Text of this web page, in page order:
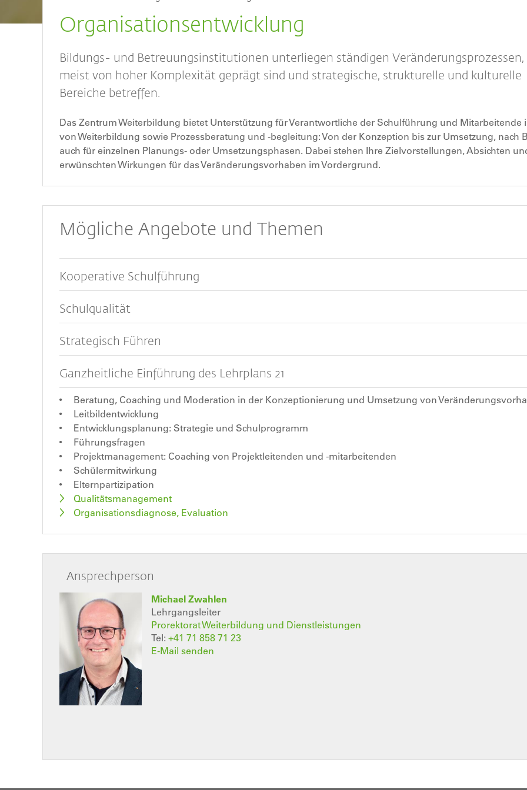
Organisationsentwicklung
Bildungs- und Betreuungsinstitutionen unterliegen ständigen Veränderungsprozessen,
meist von hoher Komplexität geprägt sind und strategische, strukturelle und kulturelle
Bereiche betreffen.
Das Zentrum Weiterbildung bietet Unterstützung für Verantwortliche der Schulführung und Mitarbeitende
von Weiterbildung sowie Prozessberatung und -begleitung: Von der Konzeption bis zur Umsetzung, nach
auch für einzelnen Planungs- oder Umsetzungsphasen. Dabei stehen Ihre Zielvorstellungen, Absichten
erwünschten Wirkungen für das Veränderungsvorhaben im Vordergrund.
Mögliche Angebote und Themen
Kooperative Schulführung
Schulqualität
Strategisch Führen
Ganzheitliche Einführung des Lehrplans 21
Beratung, Coaching und Moderation in der Konzeptionierung und Umsetzung von
Leitbildentwicklung
Entwicklungsplanung: Strategie und Schulprogramm
Führungsfragen
Projektmanagement: Coaching von Projektleitenden und -mitarbeitenden
Schülermitwirkung
Elternpartizipation
Qualitätsmanagement
Organisationsdiagnose, Evaluation
Ansprechperson
Michael Zwahlen
Lehrgangsleiter
Prorektorat Weiterbildung und Dienstleistungen
Tel: +41 71 858 71 23
E-Mail senden